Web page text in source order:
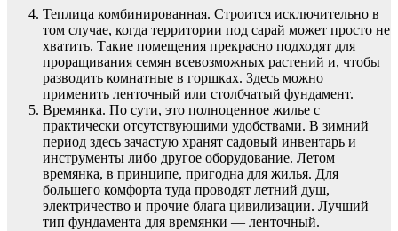
Теплица комбинированная. Строится исключительно в
том случае, когда территории под сарай может просто не
хватить. Такие помещения прекрасно подходят для
проращивания семян всевозможных растений и, чтобы
разводить комнатные в горшках. Здесь можно
применить ленточный или столбчатый фундамент.
Времянка. По сути, это полноценное жилье с
практически отсутствующими удобствами. В зимний
период здесь зачастую хранят садовый инвентарь и
инструменты либо другое оборудование. Летом
времянка, в принципе, пригодна для жилья. Для
большего комфорта туда проводят летний душ,
электричество и прочие блага цивилизации. Лучший
тип фундамента для времянки — ленточный.